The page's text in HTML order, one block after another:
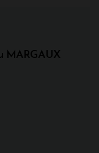
MARGAUX